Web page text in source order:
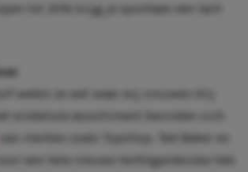
tot 30% krijg je spontaan een lach
weten ze wel waar wij vrouwen blij
eindeloze assortiment bevinden zich
van merken zoals Topshop, Ted Baker en
een hele nieuwe herfstgarderobe heb